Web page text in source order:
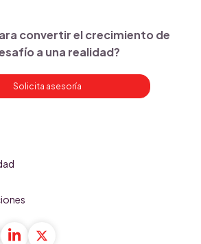
convertir el crecimiento de
a una realidad?
Solicita asesoría